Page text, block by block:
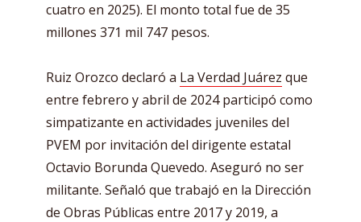
cuatro en 2025). El monto total fue de 35
millones 371 mil 747 pesos.
Ruiz Orozco declaró a La Verdad Juárez que
entre febrero y abril de 2024 participó como
simpatizante en actividades juveniles del
PVEM por invitación del dirigente estatal
Octavio Borunda Quevedo. Aseguró no ser
militante. Señaló que trabajó en la Dirección
de Obras Públicas entre 2017 y 2019, a